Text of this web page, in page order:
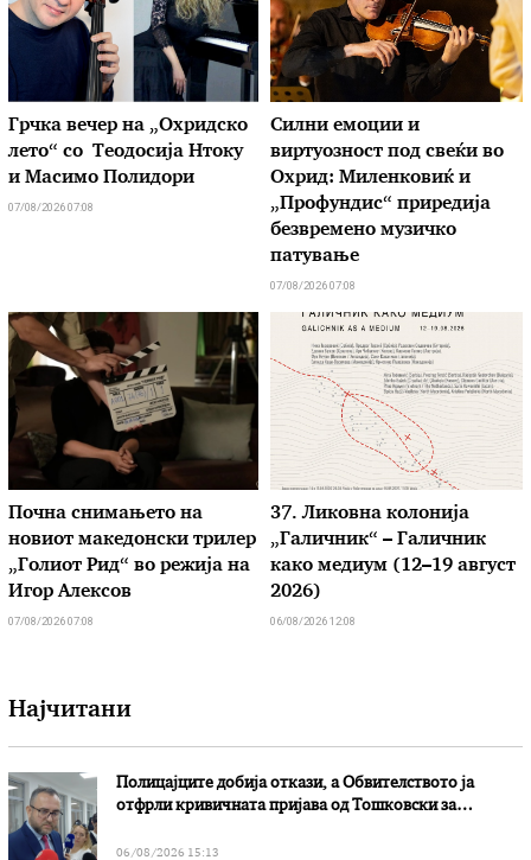
Грчка вечер на „Охридско
лето“ со Теодосија Нтоку
и Масимо Полидори
07/08/2026 07:08
Силни емоции и
виртуозност под свеќи во
Охрид: Миленковиќ и
„Профундис“ приредија
безвремено музичко
патување
07/08/2026 07:08
Почна снимањето на
новиот македонски трилер
„Голиот Рид“ во режија на
Игор Алексов
07/08/2026 07:08
37. Ликовна колонија
„Галичник“ – Галичник
како медиум (12–19 август
2026)
06/08/2026 12:08
Најчитани
Полицајците добија откази, а Обвителството ја
отфрли кривичната пријава од Тошковски за
06/08/2026 15:13